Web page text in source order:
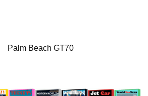
Palm Beach GT70